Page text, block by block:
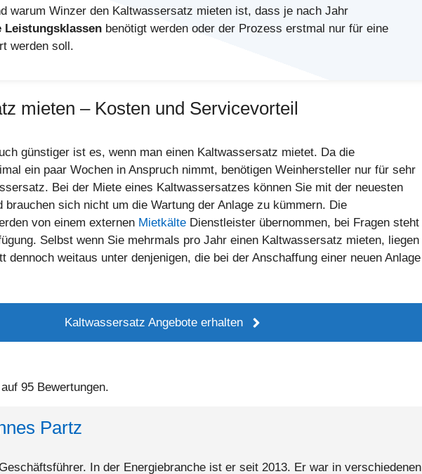
warum Winzer den Kaltwassersatz mieten ist, dass je nach Jahr
Leistungsklassen benötigt werden oder der Prozess erstmal nur für eine
werden soll.
mieten – Kosten und Servicevorteil
günstiger ist es, wenn man einen Kaltwassersatz mietet. Da die
ein paar Wochen in Anspruch nimmt, benötigen Weinhersteller nur für sehr
Bei der Miete eines Kaltwassersatzes können Sie mit der neuesten
brauchen sich nicht um die Wartung der Anlage zu kümmern. Die
von einem externen Mietkälte Dienstleister übernommen, bei Fragen steht
Selbst wenn Sie mehrmals pro Jahr einen Kaltwassersatz mieten, liegen
dennoch weitaus unter denjenigen, die bei der Anschaffung einer neuen Anlage
Kaltwassersatz Angebote erhalten
95 Bewertungen.
Partz
In der Energiebranche ist er seit 2013. Er war in verschiedenen